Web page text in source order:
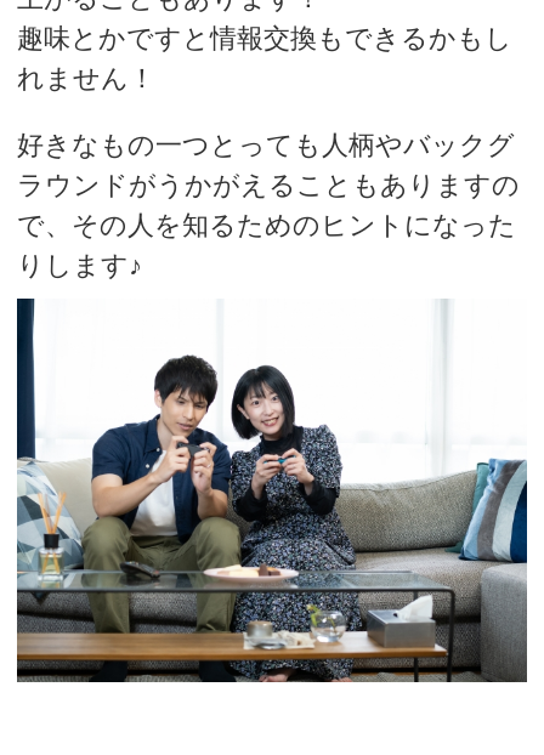
趣味とかですと情報交換もできるかもし
れません！
好きなもの一つとっても人柄やバックグ
ラウンドがうかがえることもありますの
で、その人を知るためのヒントになった
りします♪